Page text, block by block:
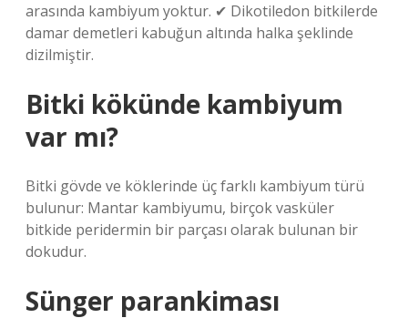
arasında kambiyum yoktur. ✔ Dikotiledon bitkilerde
damar demetleri kabuğun altında halka şeklinde
dizilmiştir.
Bitki kökünde kambiyum
var mı?
Bitki gövde ve köklerinde üç farklı kambiyum türü
bulunur: Mantar kambiyumu, birçok vasküler
bitkide peridermin bir parçası olarak bulunan bir
dokudur.
Sünger parankiması